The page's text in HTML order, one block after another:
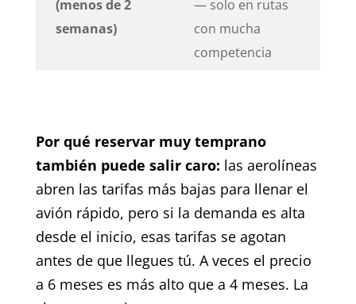
(menos de 2
semanas)
— solo en rutas
con mucha
competencia
Por qué reservar muy temprano
también puede salir caro: las aerolíneas
abren las tarifas más bajas para llenar el
avión rápido, pero si la demanda es alta
desde el inicio, esas tarifas se agotan
antes de que llegues tú. A veces el precio
a 6 meses es más alto que a 4 meses. La